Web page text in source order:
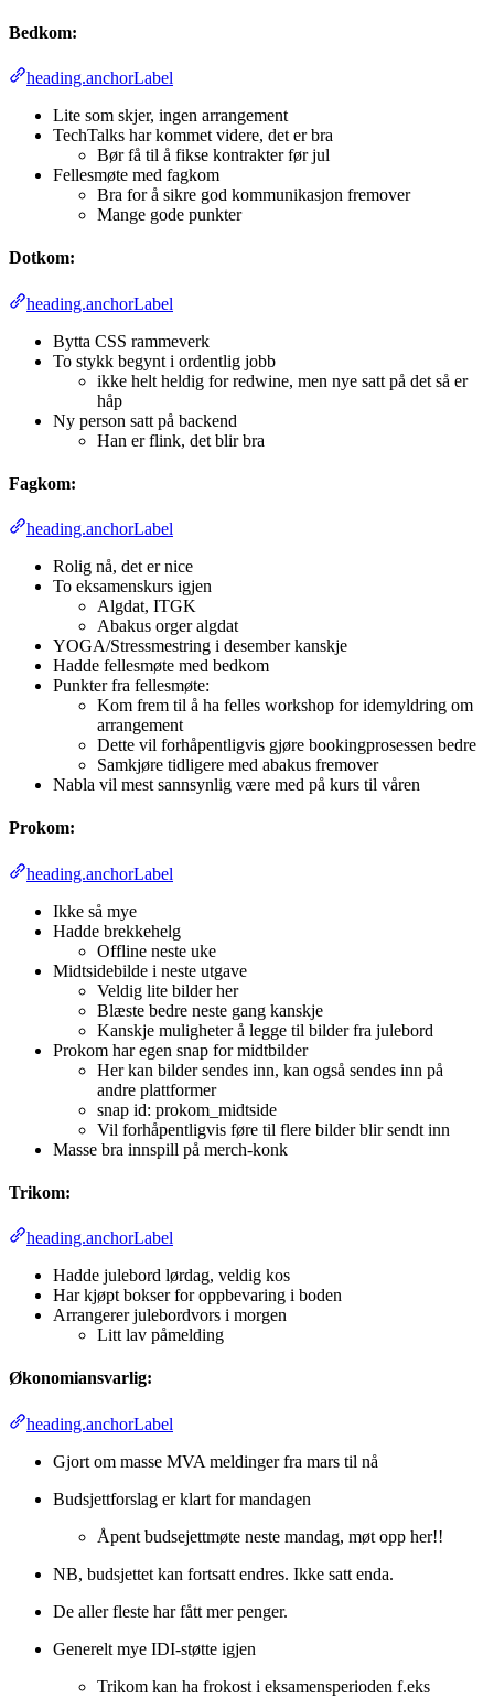
Bedkom:
heading.anchorLabel
Lite som skjer, ingen arrangement
TechTalks har kommet videre, det er bra
Bør få til å fikse kontrakter før jul
Fellesmøte med fagkom
Bra for å sikre god kommunikasjon fremover
Mange gode punkter
Dotkom:
heading.anchorLabel
Bytta CSS rammeverk
To stykk begynt i ordentlig jobb
ikke helt heldig for redwine, men nye satt på det så er
håp
Ny person satt på backend
Han er flink, det blir bra
Fagkom:
heading.anchorLabel
Rolig nå, det er nice
To eksamenskurs igjen
Algdat, ITGK
Abakus orger algdat
YOGA/Stressmestring i desember kanskje
Hadde fellesmøte med bedkom
Punkter fra fellesmøte:
Kom frem til å ha felles workshop for idemyldring om
arrangement
Dette vil forhåpentligvis gjøre bookingprosessen bedre
Samkjøre tidligere med abakus fremover
Nabla vil mest sannsynlig være med på kurs til våren
Prokom:
heading.anchorLabel
Ikke så mye
Hadde brekkehelg
Offline neste uke
Midtsidebilde i neste utgave
Veldig lite bilder her
Blæste bedre neste gang kanskje
Kanskje muligheter å legge til bilder fra julebord
Prokom har egen snap for midtbilder
Her kan bilder sendes inn, kan også sendes inn på
andre plattformer
snap id: prokom_midtside
Vil forhåpentligvis føre til flere bilder blir sendt inn
Masse bra innspill på merch-konk
Trikom:
heading.anchorLabel
Hadde julebord lørdag, veldig kos
Har kjøpt bokser for oppbevaring i boden
Arrangerer julebordvors i morgen
Litt lav påmelding
Økonomiansvarlig:
heading.anchorLabel
Gjort om masse MVA meldinger fra mars til nå
Budsjettforslag er klart for mandagen
Åpent budsejettmøte neste mandag, møt opp her!!
NB, budsjettet kan fortsatt endres. Ikke satt enda.
De aller fleste har fått mer penger.
Generelt mye IDI-støtte igjen
Trikom kan ha frokost i eksamensperioden f.eks